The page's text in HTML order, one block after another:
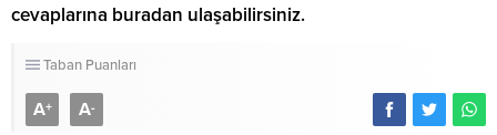
cevaplarına buradan ulaşabilirsiniz.
Taban Puanları
A+ A-